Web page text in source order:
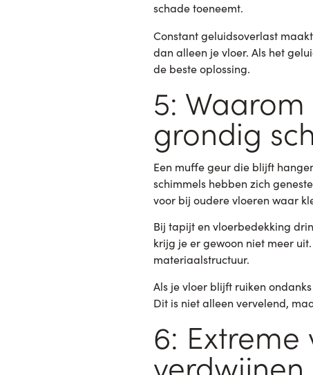
schade toeneemt.
Constant geluidsoverlast
dan alleen je vloer. Als het
de beste oplossing.
5:
grondig
Een muffe geur die blijft
schimmels hebben zich
voor bij oudere vloeren waar
Bij tapijt en vloerbedekking
krijg je er gewoon niet meer
materiaalstructuur.
Als je vloer blijft ruiken
Dit is niet alleen vervelend,
6:
verdwijnen